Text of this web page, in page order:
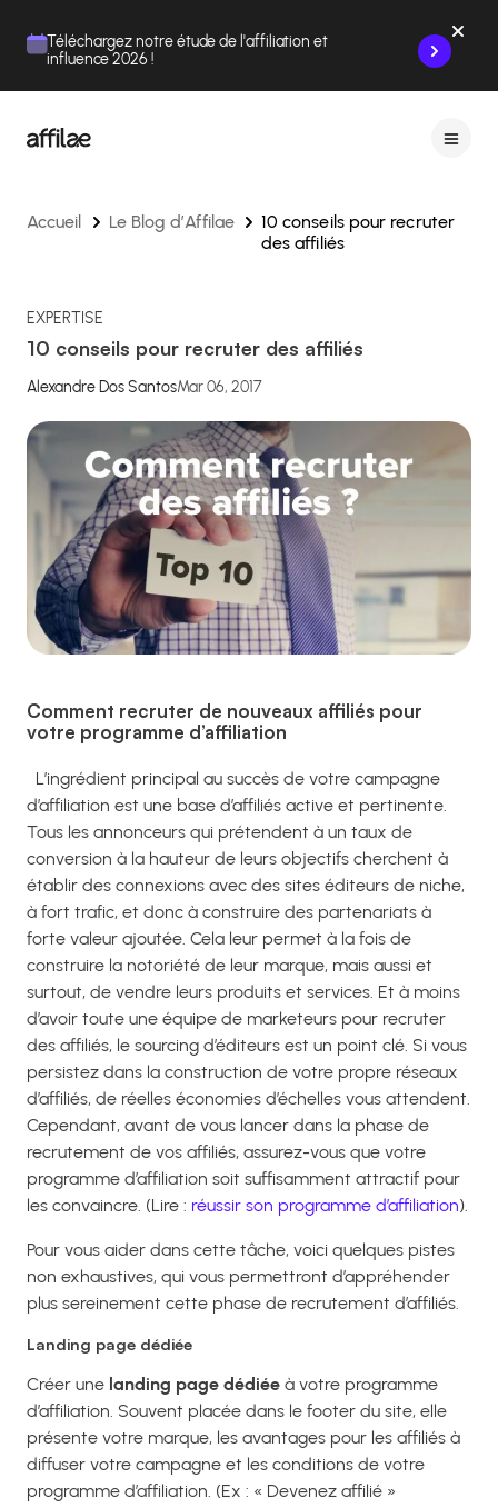
Téléchargez notre étude de l'affiliation et
influence 2026 !
Accueil Le Blog d’Affilae
10 conseils pour recruter
des affiliés
EXPERTISE
10 conseils pour recruter des affiliés
Alexandre Dos SantosMar 06, 2017
Comment recruter de nouveaux affiliés pour
votre programme d’affiliation
L’ingrédient principal au succès de votre campagne
d’affiliation est une base d’affiliés active et pertinente.
Tous les annonceurs qui prétendent à un taux de
conversion à la hauteur de leurs objectifs cherchent à
établir des connexions avec des sites éditeurs de niche,
à fort trafic, et donc à construire des partenariats à
forte valeur ajoutée. Cela leur permet à la fois de
construire la notoriété de leur marque, mais aussi et
surtout, de vendre leurs produits et services. Et à moins
d’avoir toute une équipe de marketeurs pour recruter
des affiliés, le sourcing d’éditeurs est un point clé. Si vous
persistez dans la construction de votre propre réseaux
d’affiliés, de réelles économies d’échelles vous attendent.
Cependant, avant de vous lancer dans la phase de
recrutement de vos affiliés, assurez-vous que votre
programme d’affiliation soit suffisamment attractif pour
les convaincre. (Lire : réussir son programme d’affiliation).
Pour vous aider dans cette tâche, voici quelques pistes
non exhaustives, qui vous permettront d’appréhender
plus sereinement cette phase de recrutement d’affiliés.
Landing page dédiée
Créer une landing page dédiée à votre programme
d’affiliation. Souvent placée dans le footer du site, elle
présente votre marque, les avantages pour les affiliés à
diffuser votre campagne et les conditions de votre
programme d’affiliation. (Ex : « Devenez affilié »